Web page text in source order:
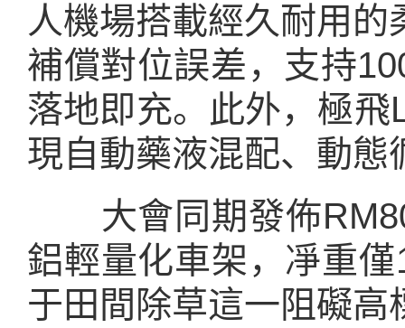
人機場搭載經久耐用
補償對位誤差，支持
落地即充。此外，極
現自動藥液混配、動
大會同期發佈
鋁輕量化車架，凈重
于田間除草這一阻礙